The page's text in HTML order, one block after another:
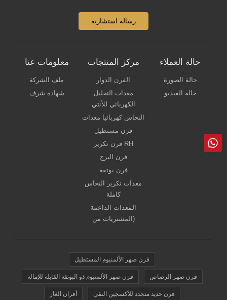
رسالة استشارية
معلومات عنا
ملف الشركة
شهادة شرف
مركز المنتجات
الفرن الدوار
معدات التحليل
الكهربائي للأنتي
النحاس كهربائيا معدات
فرن مستطيل
فرن تكرير RH
فرن البرج
فرن بوتقة
معدات تكرير النحاس
كاملة
المعدات الداعمة
(المشتريات من
حالة العملاء
حالة الصورة
حالة الفيديو
فرن صهر الألمنيوم المستطيل
فرن صهر الألمنيوم ذو البوتقة القابلة للإمالة فرن صهر الرصاص
أفران الغاز فرن حديد متجدد للأكسجين النقي